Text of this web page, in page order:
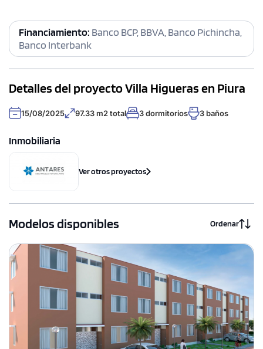
Financiamiento: Banco BCP, BBVA, Banco Pichincha,
Banco Interbank
Detalles del proyecto Villa Higueras en Piura
15/08/2025 97.33 m2 total 3 dormitorios 3 baños
Inmobiliaria
Ver otros proyectos
Modelos disponibles Ordenar